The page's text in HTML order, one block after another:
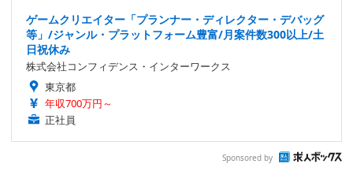
ゲームクリエイター「プランナー・ディレクター・デバッグ
等」/ジャンル・プラットフォーム豊富/月案件数300以上/土
日祝休み
株式会社コンフィデンス・インターワークス
東京都
年収700万円～
正社員
Sponsored by